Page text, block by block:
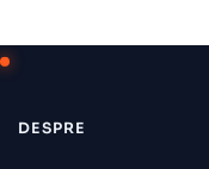
DESPRE